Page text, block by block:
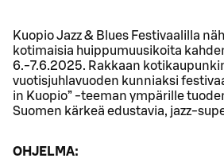
Kuopio Jazz & Blues Festivaalilla
kotimaisia huippumuusikoita
6.-7.6.2025. Rakkaan
vuotisjuhlavuoden kunniaksi
in Kuopio” -teeman ympärille
Suomen kärkeä edustavia, jazz-
OHJELMA: